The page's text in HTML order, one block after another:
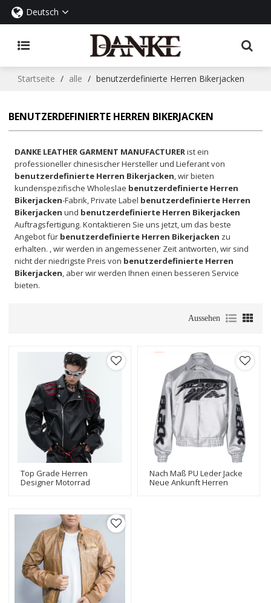
Deutsch
Startseite / alle / benutzerdefinierte Herren Bikerjacken
BENUTZERDEFINIERTE HERREN BIKERJACKEN
DANKE LEATHER GARMENT MANUFACTURERist ein
professioneller chinesischer Hersteller und Lieferant von
benutzerdefinierte Herren Bikerjacken, wir bieten
kundenspezifische Wholeslae benutzerdefinierte Herren
Bikerjacken-Fabrik, Private Label benutzerdefinierte Herren
Bikerjacken und benutzerdefinierte Herren Bikerjacken
Auftragsfertigung. Kontaktieren Sie uns jetzt, um das beste
Angebot für benutzerdefinierte Herren Bikerjacken zu
erhalten. , wir werden in angemessener Zeit antworten, wir sind
nicht der niedrigste Preis von benutzerdefinierte Herren
Bikerjacken, aber wir werden Ihnen einen besseren Service
bieten.
Aussehen
Top Grade Herren
Designer Motorrad
Nach Maß PU Leder Jacke
Neue Ankunft Herren